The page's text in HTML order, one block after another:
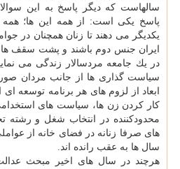
سالهاست كه دیگر پاسخ به این
پاسخ یكی است: از همه این ها؛
یكدیگر می دهند تا زنان همچنان در
ایران جنس دوم باشند و پشت سقف ها
در یك جامعه مردسالار زندگی می
سیاست گذاری ها از جانب مردان
ابعاد از لزوم های هر برنامه توسعه
كار كردن زن ها، سیاست های
محدودكننده در انتخاب شغل و رشته
های صرفا زنانه در فضای خانه از
سال ها به عقب رانده اند.
هرچند در سال های اخیر مبحث